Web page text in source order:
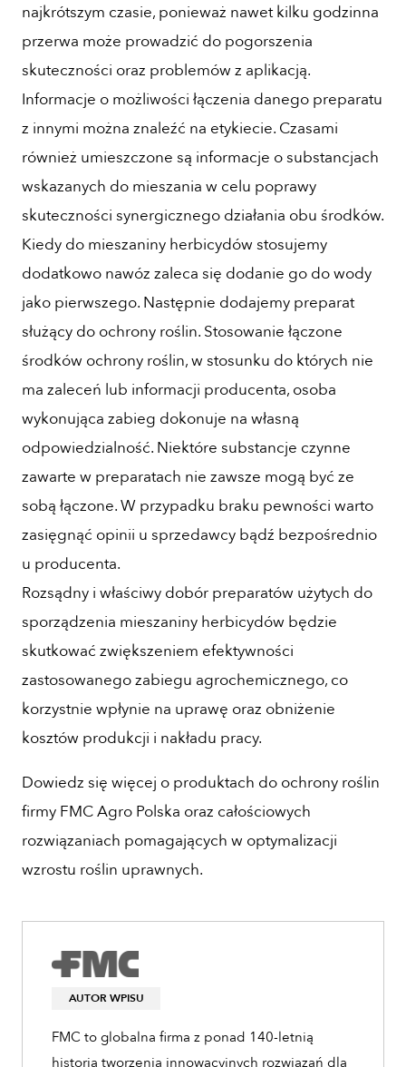
najkrótszym czasie, ponieważ nawet kilku godzinna
przerwa może prowadzić do pogorszenia
skuteczności oraz problemów z aplikacją.
Informacje o możliwości łączenia danego preparatu
z innymi można znaleźć na etykiecie. Czasami
również umieszczone są informacje o substancjach
wskazanych do mieszania w celu poprawy
skuteczności synergicznego działania obu środków.
Kiedy do mieszaniny herbicydów stosujemy
dodatkowo nawóz zaleca się dodanie go do wody
jako pierwszego. Następnie dodajemy preparat
służący do ochrony roślin. Stosowanie łączone
środków ochrony roślin, w stosunku do których nie
ma zaleceń lub informacji producenta, osoba
wykonująca zabieg dokonuje na własną
odpowiedzialność. Niektóre substancje czynne
zawarte w preparatach nie zawsze mogą być ze
sobą łączone. W przypadku braku pewności warto
zasięgnąć opinii u sprzedawcy bądź bezpośrednio
u producenta.
Rozsądny i właściwy dobór preparatów użytych do
sporządzenia mieszaniny herbicydów będzie
skutkować zwiększeniem efektywności
zastosowanego zabiegu agrochemicznego, co
korzystnie wpłynie na uprawę oraz obniżenie
kosztów produkcji i nakładu pracy.
Dowiedz się więcej o produktach do ochrony roślin
firmy FMC Agro Polska oraz całościowych
rozwiązaniach pomagających w optymalizacji
wzrostu roślin uprawnych.
AUTOR WPISU
FMC to globalna firma z ponad 140-letnią
historią tworzenia innowacyjnych rozwiązań dla